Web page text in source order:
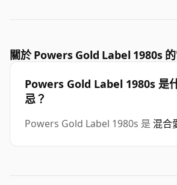
關於 Powers Gold Label 1980s
Powers Gold Label 1980s 是
忌？
Powers Gold Label 1980s 是 混合